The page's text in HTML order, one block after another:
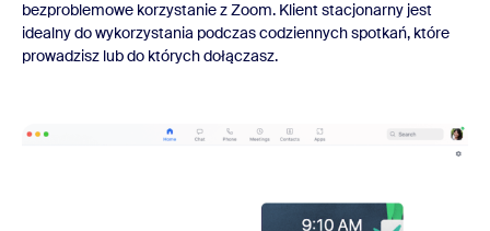
bezproblemowe korzystanie z Zoom. Klient stacjonarny jest
idealny do wykorzystania podczas codziennych spotkań, które
prowadzisz lub do których dołączasz.